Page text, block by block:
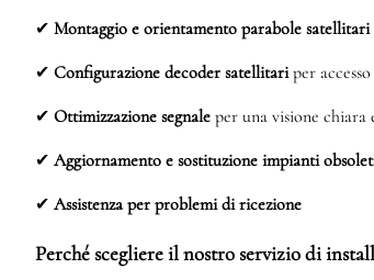
✔ Montaggio e orientamento parabole satellitari
✔ Configurazione decoder satellitariper
✔ Ottimizzazione segnale per una visione chiara
✔ Aggiornamento e sostituzione impianti
✔ Assistenza per problemi di ricezione
Perché scegliere il nostro servizio di